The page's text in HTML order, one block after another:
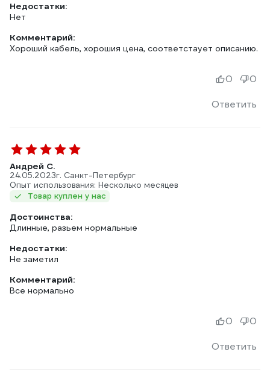
Недостатки:
Нет
Комментарий:
Хороший кабель, хорошия цена, соответстаует описанию.
Ответить
0 0
Андрей С.
24.05.2023г. Санкт-Петербург
Опыт использования: Несколько месяцев
Товар куплен у нас
Достоинства:
Длинные, разьем нормальные
Недостатки:
Не заметил
Комментарий:
Все нормально
Ответить
0 0